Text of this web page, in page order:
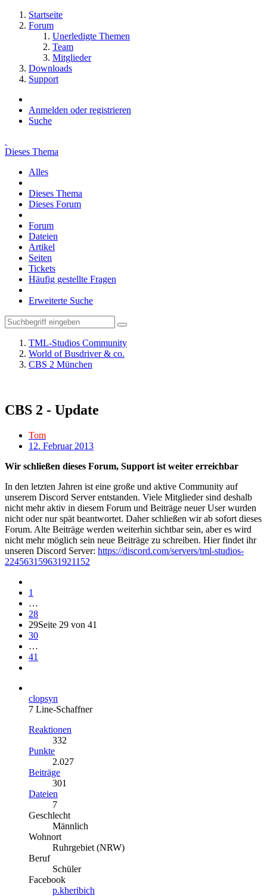
Startseite
Forum
Unerledigte Themen
Team
Mitglieder
Downloads
Support
Anmelden oder registrieren
Suche
Dieses Thema
Alles
Dieses Thema
Dieses Forum
Forum
Dateien
Artikel
Seiten
Tickets
Häufig gestellte Fragen
Erweiterte Suche
TML-Studios Community
World of Busdriver & co.
CBS 2 München
CBS 2 - Update
Tom
12. Februar 2013
Wir schließen dieses Forum, Support ist weiter erreichbar
In den letzten Jahren ist eine große und aktive Community auf
unserem Discord Server entstanden. Viele Mitglieder sind deshalb
nicht mehr aktiv in diesem Forum und Beiträge neuer User wurden
nicht oder nur spät beantwortet. Daher schließen wir ab sofort dieses
Forum. Alte Beiträge werden weiterhin sichtbar sein, aber es wird
nicht mehr möglich sein neue Beiträge zu schreiben. Hier findet ihr
unseren Discord Server: https://discord.com/servers/tml-studios-
224563159631921152
1
…
28
29Seite 29 von 41
30
…
41
clopsyn
7 Line-Schaffner
Reaktionen
332
Punkte
2.027
Beiträge
301
Dateien
7
Geschlecht
Männlich
Wohnort
Ruhrgebiet (NRW)
Beruf
Schüler
Facebook
p.kheribich